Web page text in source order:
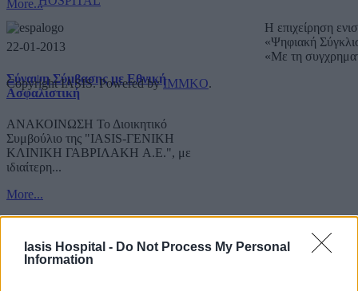
Iasis Hospital - Do Not Process My Personal
Information
More...
22-01-2013
Σύναψη Σύμβασης με Εθνική
Ασφαλιστική
ΑΝΑΚΟΙΝΩΣΗ Το Διοικητικό
Συμβούλιο της "IASIS-ΓΕΝΙΚΗ
ΚΛΙΝΙΚΗ ΓΑΒΡΙΛΑΚΗ A.E.", με
ιδιαίτερη...
More...
Η επιχείρηση
«Ψηφιακή
«Με τη
Copyright IASIS. Powered byIMMKO.